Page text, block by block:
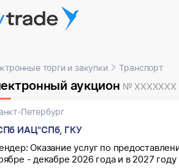
торги и закупки Транспорт
аукцион № XXXXXXX
Петербург
ИАЦ"СПб, ГКУ
Оказание услуг по
- декабре 2026 года и в 2027 году